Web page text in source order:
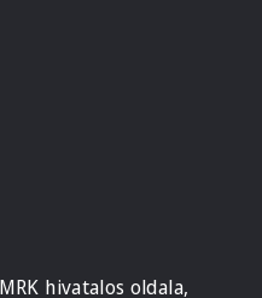
hivatalos oldala,